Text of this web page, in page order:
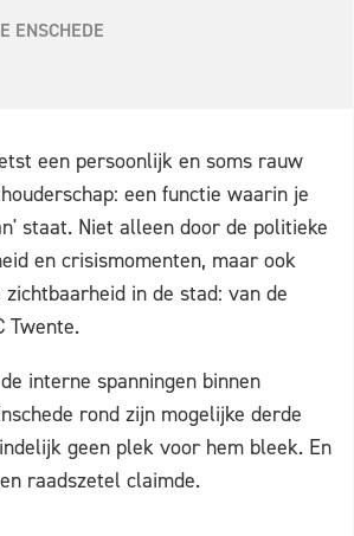
ENSCHEDE
een persoonlijk en soms rauw
een functie waarin je
staat. Niet alleen door de politieke
en crisismomenten, maar ook
in de stad: van de
Twente.
interne spanningen binnen
rond zijn mogelijke derde
geen plek voor hem bleek. En
raadszetel claimde.